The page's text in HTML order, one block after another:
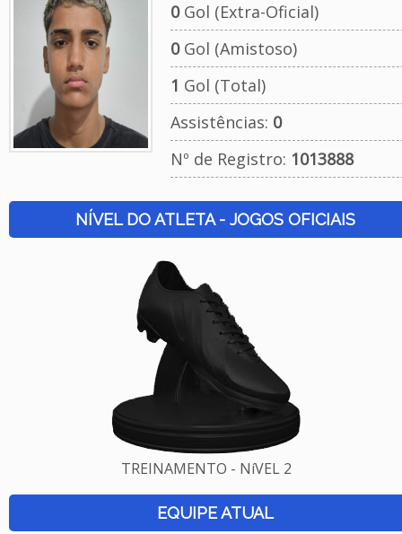
0Gol (Extra-Oficial)
0Gol (Amistoso)
1 Gol (Total)
Assistências: 0
Nº de Registro: 1013888
NÍVEL DO ATLETA - JOGOS OFICIAIS
TREINAMENTO - NíVEL 2
EQUIPE ATUAL